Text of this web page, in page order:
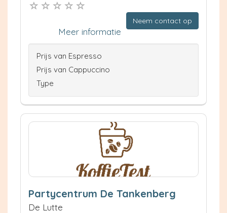
Neem contact op
Meer informatie
Prijs van Espresso
Prijs van Cappuccino
Type
Partycentrum De Tankenberg
De Lutte